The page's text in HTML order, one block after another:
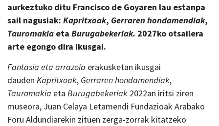
aurkeztuko ditu Francisco de Goyaren lau estanpa
sail nagusiak: Kapritxoak, Gerraren hondamendiak,
Tauromakia eta Burugabekeriak. 2027ko otsailera
arte egongo dira ikusgai.
Fantasia eta arrazoia erakusketan ikusgai
dauden Kapritxoak, Gerraren hondamendiak,
Tauromakia eta Burugabekeriak 2022an iritsi ziren
museora, Juan Celaya Letamendi Fundazioak Arabako
Foru Aldundiarekin zituen zerga-zorrak kitatzeko